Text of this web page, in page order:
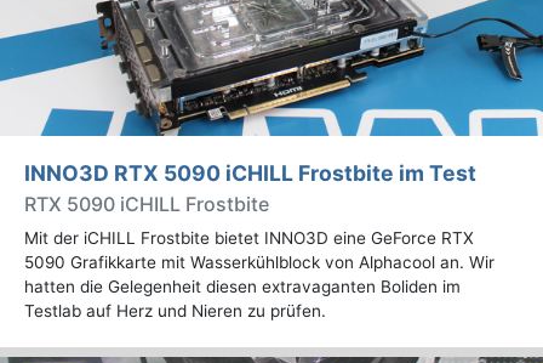
INNO3D RTX 5090 iCHILL Frostbite im Test
RTX 5090 iCHILL Frostbite
Mit der iCHILL Frostbite bietet INNO3D eine GeForce RTX
5090 Grafikkarte mit Wasserkühlblock von Alphacool an. Wir
hatten die Gelegenheit diesen extravaganten Boliden im
Testlab auf Herz und Nieren zu prüfen.